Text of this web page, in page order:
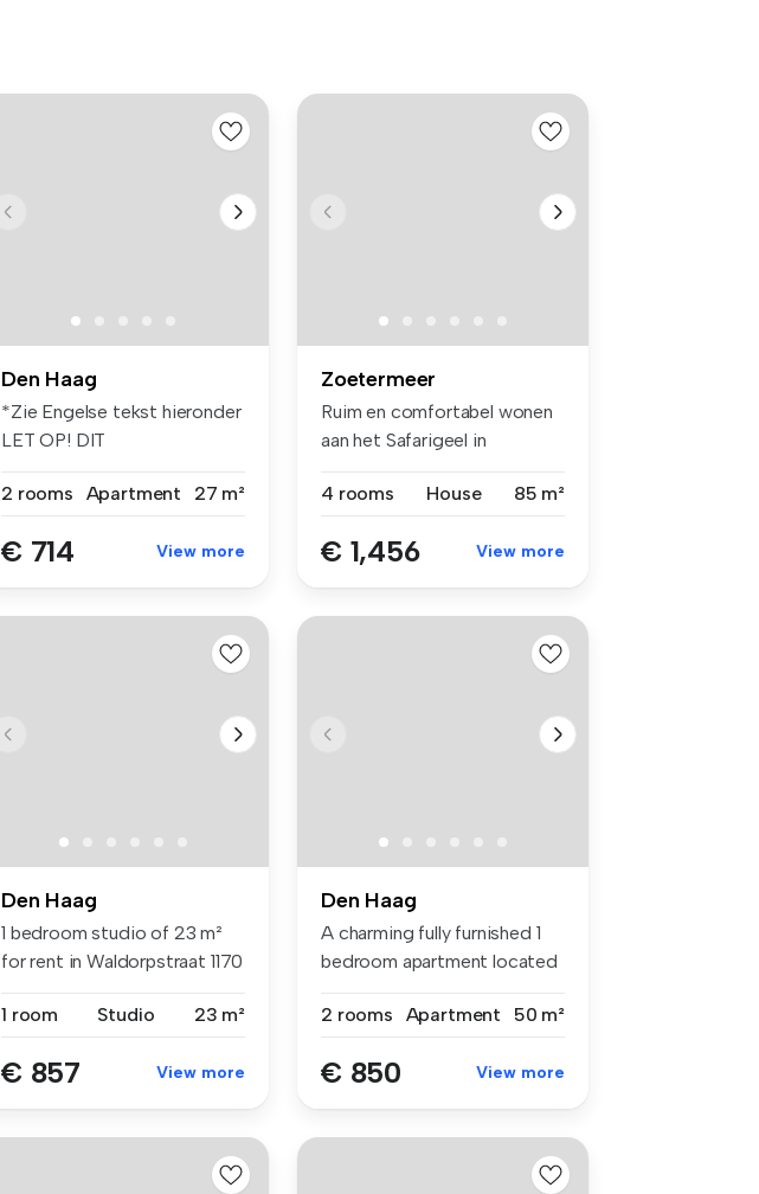
Den Haag
*Zie Engelse tekst hieronder
LET OP! DIT
2 rooms
Apartment 27 m²
€ 714 View more
Zoetermeer
Ruim en comfortabel wonen
aan het Safarigeel in
4 rooms
House 85 m²
€ 1,456 View more
Den Haag
1 bedroom studio of 23 m²
for rent in Waldorpstraat 1170
1 room
Studio 23 m²
€ 857 View more
Den Haag
A charming fully furnished 1
bedroom apartment located
2 rooms
Apartment 50 m²
€ 850 View more